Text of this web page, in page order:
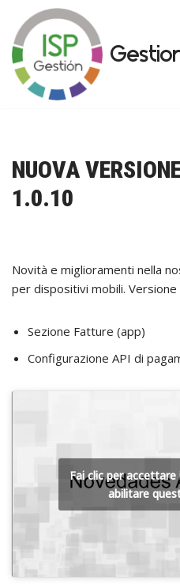
Vai
al
contenuto
NUOVA
1.0.10
Novità e miglioramenti nella
per dispositivi mobili. Versione
Sezione Fatture (app)
Configurazione API di
Fai clic per
abilitare